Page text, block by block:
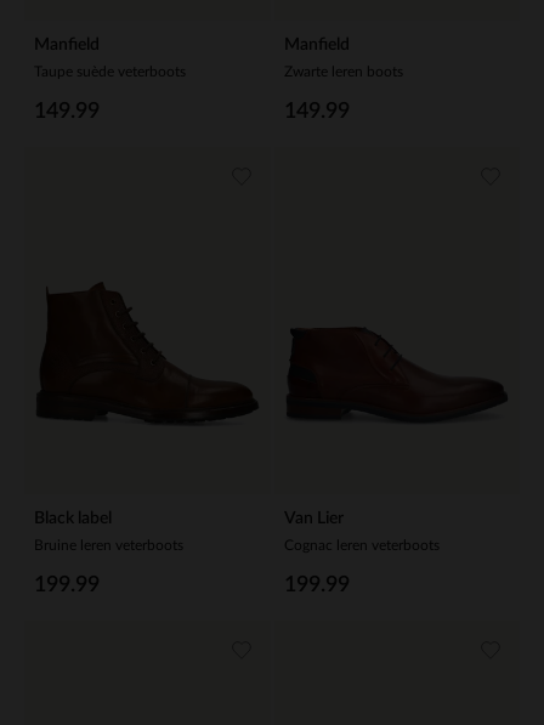
Manfield
Taupe suède veterboots
149.99
Manfield
Zwarte leren boots
149.99
Black label
Bruine leren veterboots
199.99
Van Lier
Cognac leren veterboots
199.99